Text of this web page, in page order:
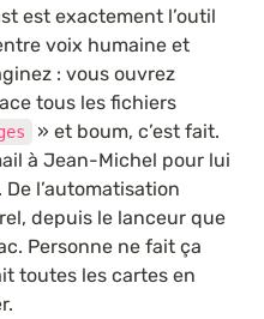
est exactement l’outil
voix humaine et
: vous ouvrez
tous les fichiers
» et boum, c’est fait.
à Jean-Michel pour lui
l’automatisation
depuis le lanceur que
Personne ne fait ça
toutes les cartes en